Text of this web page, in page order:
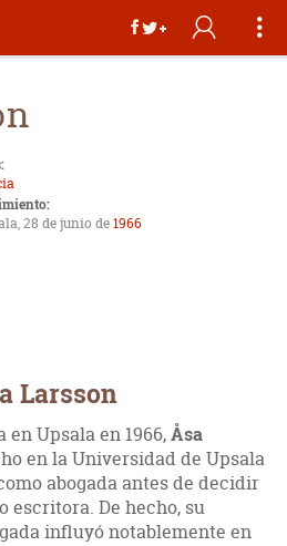
28 de junio de1966
Larsson
Upsala en 1966,Åsa
en la Universidad de Upsala
abogada antes de decidir
escritora. De hecho, su
influyó notablemente en